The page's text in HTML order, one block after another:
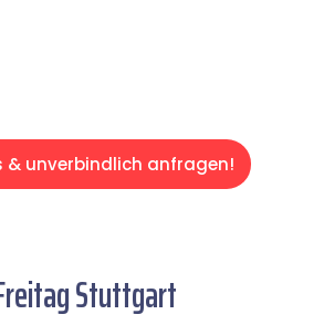
& unverbindlich anfragen!
Stuttgart